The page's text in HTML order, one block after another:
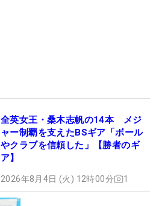
全英女王・桑木志帆の14本 メジ
ャー制覇を支えたBSギア「ボール
やクラブを信頼した」【勝者のギ
ア】
2026年8月4日 (火) 12時00分 1